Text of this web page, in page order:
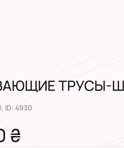
ТРУСЫ-
, ID: 4930
₴